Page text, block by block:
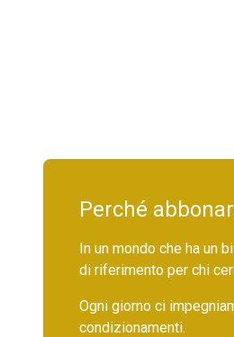
Perché
In un mondo che ha un
di riferimento per chi
Ogni giorno ci
condizionamenti.